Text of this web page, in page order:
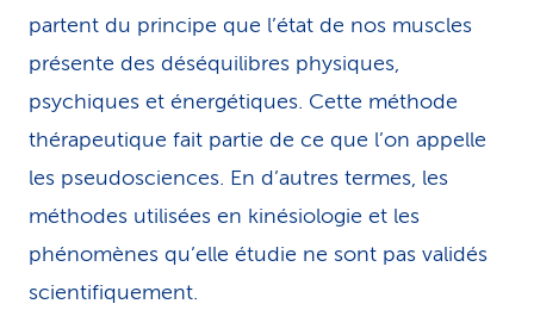
partent du principe que l’état de nos muscles
présente des déséquilibres physiques,
psychiques et énergétiques. Cette méthode
thérapeutique fait partie de ce que l’on appelle
les pseudosciences. En d’autres termes, les
méthodes utilisées en kinésiologie et les
phénomènes qu’elle étudie ne sont pas validés
scientifiquement.